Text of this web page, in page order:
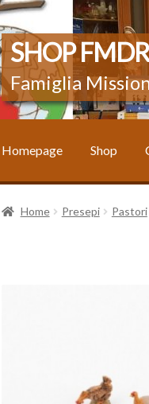
Vai
alla
navigazione
Vai
al
contenuto
SHOP
Famiglia
Homepage Shop
Home
Home Presepi Pastori